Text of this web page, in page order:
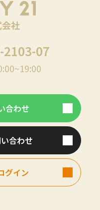
2103-07
合わせ
合わせ
グイン